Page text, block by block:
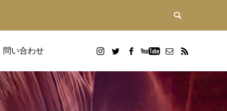
問い合わせ